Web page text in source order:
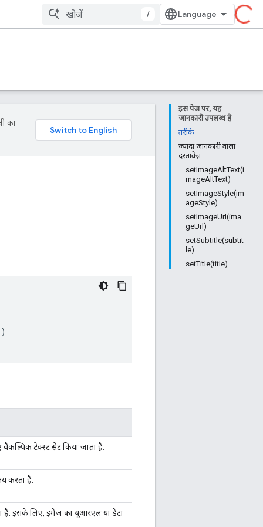
/
इस पेज पर, यह
जानकारी उपलब्ध है
तरीके
ज़्यादा जानकारी वाला
दस्तावेज़
setImageAltText(i
mageAltText)
setImageStyle(im
ageStyle)
setImageUrl(ima
geUrl)
setSubtitle(subtit
le)
setTitle(title)
का
)
टेक्स्ट सेट किया जाता है.
करता है.
है. इसके लिए, इमेज का यूआरएल या डेटा